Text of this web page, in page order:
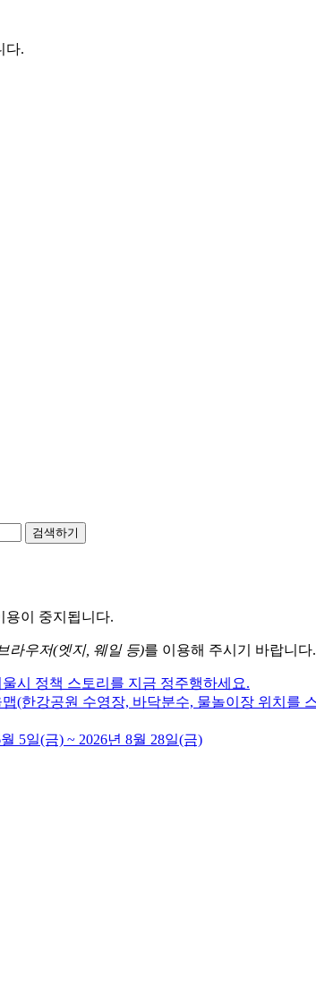
다.
검색하기
용이 중지됩니다.
라우저(엣지, 웨일 등)를 이용해 주시기 바랍니다.